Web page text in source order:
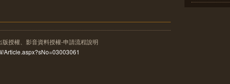
授權、影音資料授權-申請流程說明
Article.aspx?sNo=03003061